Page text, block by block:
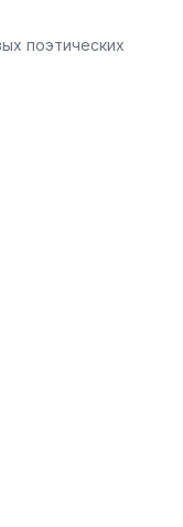
поэтических